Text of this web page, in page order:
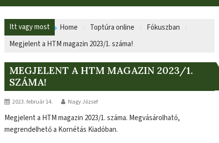
Itt vagy most Home Toptúra online
Fókuszban
Megjelent a HTM magazin 2023/1. száma!
MEGJELENT A HTM MAGAZIN 2023/1.
SZÁMA!
2023. február 14. Nagy József
Megjelent a HTM magazin 2023/1. száma. Megvásárolható,
megrendelhető a Kornétás Kiadóban.